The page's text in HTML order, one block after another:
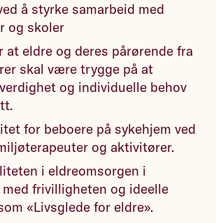
å styrke samarbeid med
og skoler
at eldre og deres pårørende fra
skal være trygge på at
og individuelle behov
for beboere på sykehjem ved
og aktivitører.
i eldreomsorgen i
med frivilligheten og ideelle
«Livsglede for eldre».